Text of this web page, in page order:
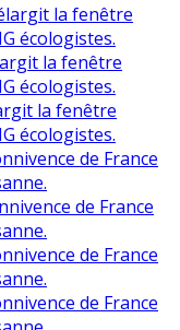
la fenêtre
écologistes.
la fenêtre
écologistes.
la fenêtre
écologistes.
de France
de France
de France
de France